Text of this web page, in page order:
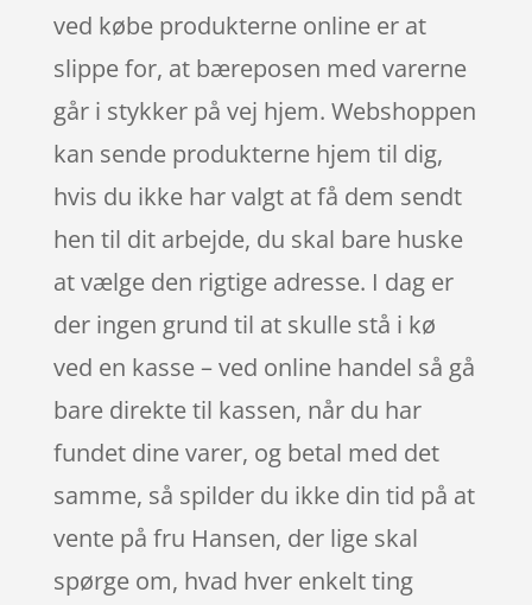
ved købe produkterne online er at
slippe for, at bæreposen med varerne
går i stykker på vej hjem. Webshoppen
kan sende produkterne hjem til dig,
hvis du ikke har valgt at få dem sendt
hen til dit arbejde, du skal bare huske
at vælge den rigtige adresse. I dag er
der ingen grund til at skulle stå i kø
ved en kasse – ved online handel så gå
bare direkte til kassen, når du har
fundet dine varer, og betal med det
samme, så spilder du ikke din tid på at
vente på fru Hansen, der lige skal
spørge om, hvad hver enkelt ting